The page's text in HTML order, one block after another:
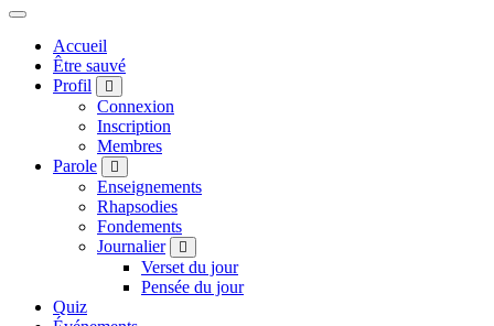
Accueil
Être sauvé
Profil
Connexion
Inscription
Membres
Parole
Enseignements
Rhapsodies
Fondements
Journalier
Verset du jour
Pensée du jour
Quiz